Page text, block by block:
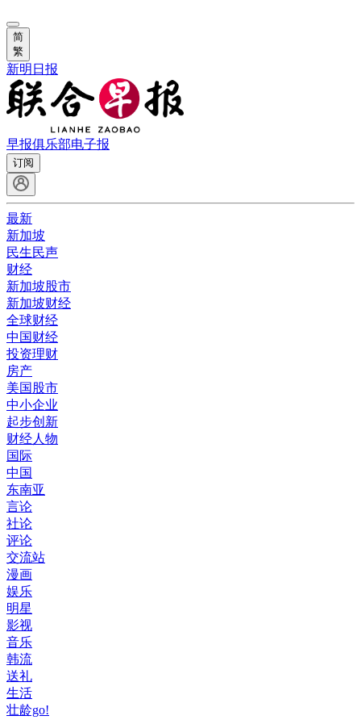
简
繁
新明日报
早报俱乐部电子报
订阅
最新
新加坡
民生民声
财经
新加坡股市
新加坡财经
全球财经
中国财经
投资理财
房产
美国股市
中小企业
起步创新
财经人物
国际
中国
东南亚
言论
社论
评论
交流站
漫画
娱乐
明星
影视
音乐
韩流
送礼
生活
壮龄go!